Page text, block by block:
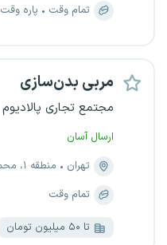
تمام وقت
پاره وقت
مربی بدن‌سازی
مجتمع تجاری پالادیوم
ارسال آسان
تهران
منطقه ۱، محمودیه
تمام وقت
تا ۵۰ میلیون تومان